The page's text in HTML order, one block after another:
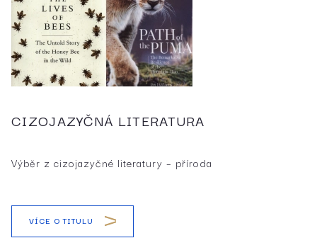
CIZOJAZYČNÁ LITERATURA
Výběr z cizojazyčné literatury – příroda
VÍCE O TITULU